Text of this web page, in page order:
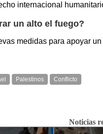
internacional
un alto el fuego?
medidas para apoyar
Palestinos Conflicto
Noticias